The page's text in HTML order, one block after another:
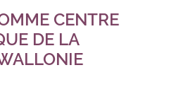
CENTRE
DE LA